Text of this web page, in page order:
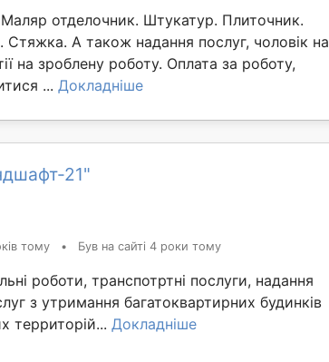
отделочник. Штукатур. Плиточник.
Стяжка. А також надання послуг, чоловік на
на зроблену роботу. Оплата за роботу,
... Докладніше
21"
тому • Був на сайті 4 роки тому
роботи, транспотртні послуги, надання
з утримання багатоквартирних будинків
территорій... Докладніше